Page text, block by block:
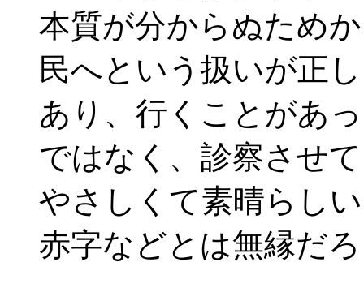
本質が分からぬため
民へという扱いが正
あり、行くことがあ
ではなく、診察させ
やさしくて素晴らし
赤字などとは無縁だ